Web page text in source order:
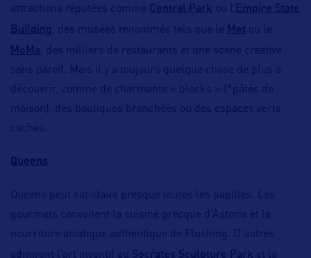
attractions réputées comme Central Park ou l’ Empire State
Building
, des musées renommés tels que le Met ou le
MoMa , des milliers de restaurants et une scène créative
sans pareil. Mais il y a toujours quelque chose de plus à
découvrir, comme de charmants « blocks » (*pâtés de
maison), des boutiques branchées ou des espaces verts
cachés.
Queens
Queens peut satisfaire presque toutes les papilles. Les
gourmets convoitent la cuisine grecque d’Astoria et la
nourriture asiatique authentique de Flushing. D’autres
admirent l’art inventif au Socrates Sculpture Park et la